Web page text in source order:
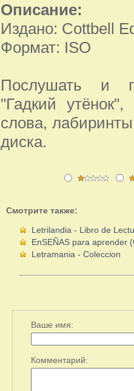
Описание:
Издано: Cottbell
Формат: ISO
Послушать и
"Гадкий
слова,
диска.
Смотрите также:
Letrilandia - Libro de
EnSEÑAS para aprender
Letramania - Coleccion
Ваше имя:
Комментарий: